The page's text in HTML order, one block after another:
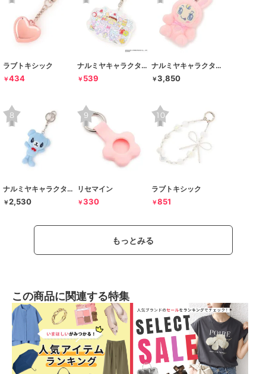
ラブトキシック
￥434
ナルミヤキャラクターズ
￥ 539
ナルミヤキャラクターズ
￥3,850
ナルミヤキャラクターズ
￥2,530
リセマイン
￥330
ラブトキシック
￥851
もっとみる
この商品に関連する特集